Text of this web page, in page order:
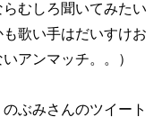
むしろ聞いてみたい
も歌い手はだいすけお
アンマッチ。。）
ぶみさんのツイート